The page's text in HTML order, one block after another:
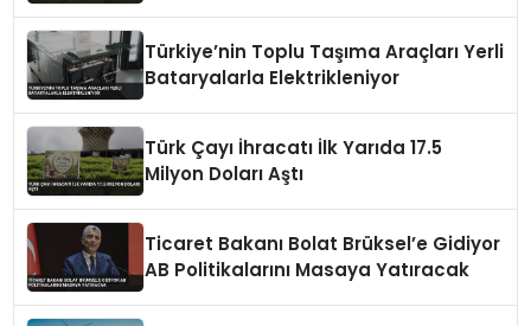
Türkiye’nin Toplu Taşıma Araçları Yerli
Bataryalarla Elektrikleniyor
Türk Çayı İhracatı İlk Yarıda 17.5
Milyon Doları Aştı
Ticaret Bakanı Bolat Brüksel’e Gidiyor
AB Politikalarını Masaya Yatıracak